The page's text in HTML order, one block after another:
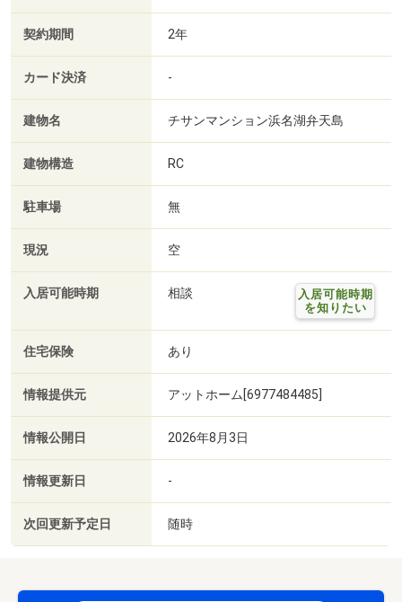
契約期間 2年
カード決済 -
建物名 チサンマンション浜名湖弁天島
建物構造 RC
駐車場 無
現況 空
入居可能時期 相談
入居可能時期
を知りたい
住宅保険 あり
情報提供元 アットホーム[6977484485]
情報公開日 2026年8月3日
情報更新日 -
次回更新予定日 随時